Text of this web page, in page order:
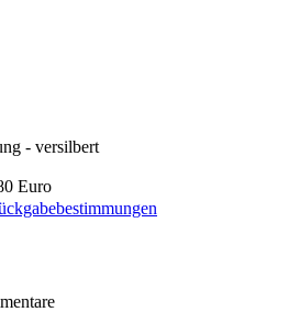
- versilbert
Euro